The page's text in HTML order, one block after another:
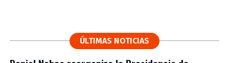
ÚLTIMAS NOTICIAS